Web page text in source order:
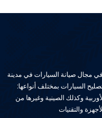
في مجال صيانة السيارات في مدينة
السيارات بمختلف أنواعها:
وكذلك الصينية وغيرها من
والتقنيات